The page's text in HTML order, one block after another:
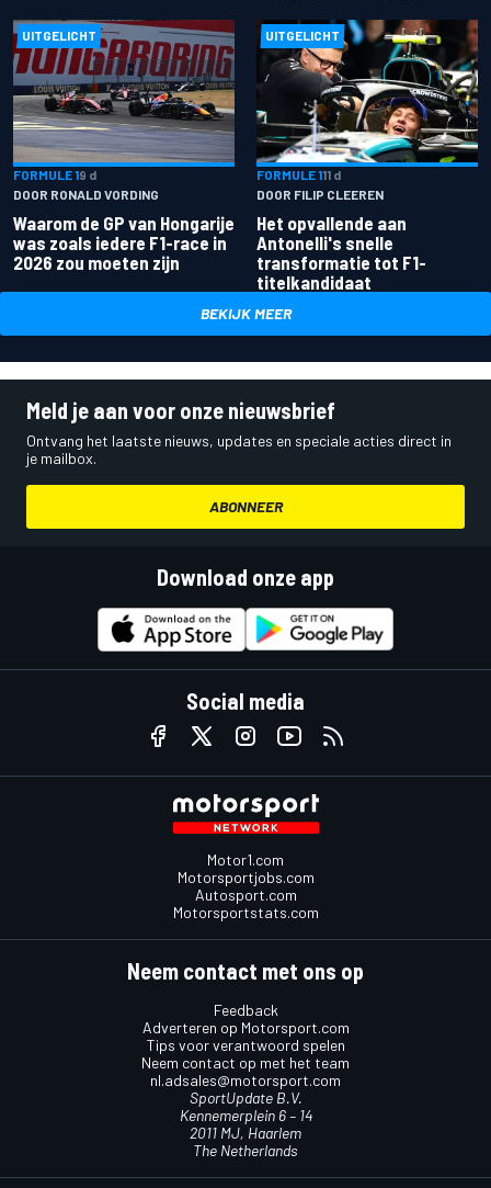
UITGELICHT
FORMULE 19 d
DOOR RONALD VORDING
Waarom de GP van Hongarije
was zoals iedere F1-race in
2026 zou moeten zijn
UITGELICHT
FORMULE 111 d
DOOR FILIP CLEEREN
Het opvallende aan
Antonelli's snelle
transformatie tot F1-
titelkandidaat
BEKIJK MEER
Meld je aan voor onze nieuwsbrief
Ontvang het laatste nieuws, updates en speciale acties direct in
je mailbox.
ABONNEER
Download onze app
Social media
Motor1.com
Motorsportjobs.com
Autosport.com
Motorsportstats.com
Neem contact met ons op
Feedback
Adverteren op Motorsport.com
Tips voor verantwoord spelen
Neem contact op met het team
nl.adsales@motorsport.com
SportUpdate B.V.
Kennemerplein 6 – 14
2011 MJ, Haarlem
The Netherlands